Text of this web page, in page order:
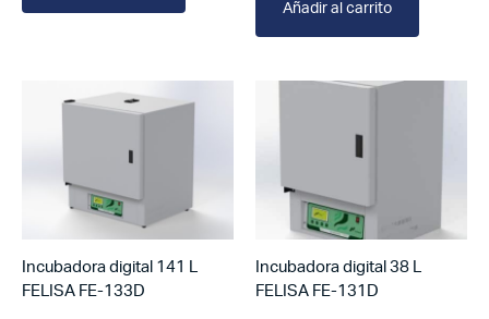
Añadir al carrito
Incubadora digital 141 L
FELISA FE-133D
Incubadora digital 38 L
FELISA FE-131D